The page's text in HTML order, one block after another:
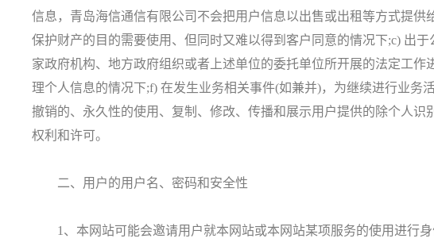
信息，青岛海信通信有限公司不会把用户信息以出售或出租等方式提
保护财产的目的需要使用、但同时又难以得到客户同意的情况下;c) 出
家政府机构、地方政府组织或者上述单位的委托单位所开展的法定工
理个人信息的情况下;f) 在发生业务相关事件(如兼并)，为继续进行业
撤销的、永久性的使用、复制、修改、传播和展示用户提供的除个人
权利和许可。
二、用户的用户名、密码和安全性
1、本网站可能会邀请用户就本网站或本网站某项服务的使用进行身